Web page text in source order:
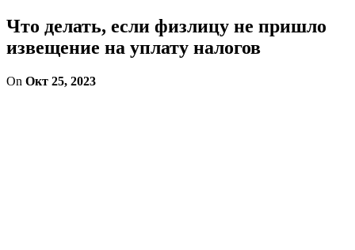
Что делать, если физлицу не пришло
извещение на уплату налогов
On Окт 25, 2023